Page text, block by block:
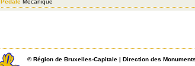
Pédale Mécanique
©Région de Bruxelles-Capitale | Direction des